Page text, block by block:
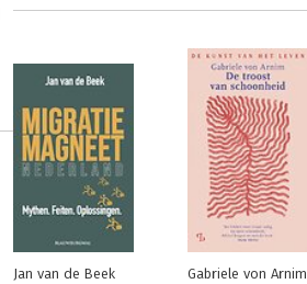
Jan van de Beek Gabriele von Arnim